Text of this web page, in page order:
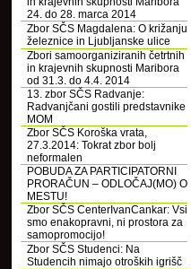
24. do 28. marca 2014
Zbor SČS Magdalena: O križanju
železnice in Ljubljanske ulice
Zbori samoorganiziranih četrtnih
in krajevnih skupnosti Maribora
od 31.3. do 4.4. 2014
13. zbor SČS Radvanje:
Radvanjčani gostili predstavnike
MOM
Zbor SČS Koroška vrata,
27.3.2014: Tokrat zbor bolj
neformalen
POBUDA ZA PARTICIPATORNI
PRORAČUN – ODLOČAJ(MO) O
MESTU!
Zbor SČS CenterIvanCankar: Vsi
smo enakopravni, ni prostora za
samopromocijo!
Zbor SČS Studenci: Na
Studencih nimajo otroških igrišč